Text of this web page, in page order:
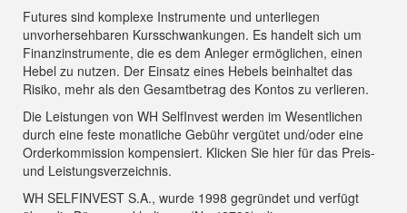
Futures sind komplexe Instrumente und unterliegen
unvorhersehbaren Kursschwankungen. Es handelt sich um
Finanzinstrumente, die es dem Anleger ermöglichen, einen
Hebel zu nutzen. Der Einsatz eines Hebels beinhaltet das
Risiko, mehr als den Gesamtbetrag des Kontos zu verlieren.
Die Leistungen von WH SelfInvest werden im Wesentlichen
durch eine feste monatliche Gebühr vergütet und/oder eine
Orderkommission kompensiert. Klicken Sie hier für das Preis-
und Leistungsverzeichnis.
WH SELFINVEST S.A., wurde 1998 gegründet und verfügt